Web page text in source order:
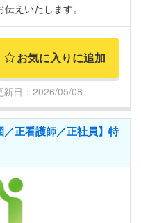
えいたします。
お気に入りに追加
日：2026/05/08
正看護師／正社員】特